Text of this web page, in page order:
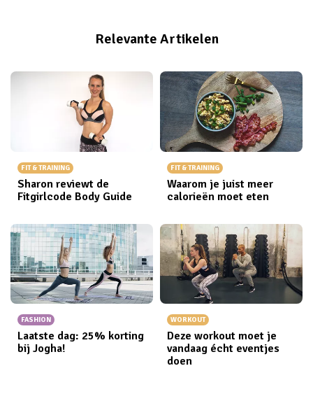
goede materialen bij je hebt zodat je zeker weet dat
precies zien wat je allemaal nodig hebt. (Wil je weten
waar je de kleding kunt kopen? Klik dan simpelweg op
de afbeelding en je komt meteen op de goede website
Relevante Artikelen
FIT & TRAINING
Sharon reviewt de
Fitgirlcode Body Guide
FIT & TRAINING
Waarom je juist meer
calorieën moet eten
FASHION
Laatste dag: 25% korting
bij Jogha!
WORKOUT
Deze workout moet je
vandaag écht eventjes
doen